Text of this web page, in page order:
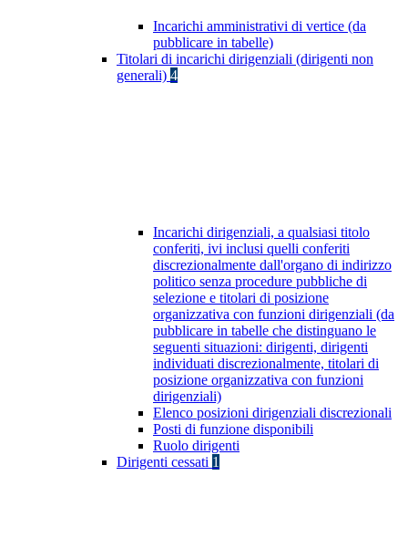
Incarichi amministrativi di vertice (da
pubblicare in tabelle)
Titolari di incarichi dirigenziali (dirigenti non
generali) 4
Incarichi dirigenziali, a qualsiasi titolo
conferiti, ivi inclusi quelli conferiti
discrezionalmente dall'organo di indirizzo
politico senza procedure pubbliche di
selezione e titolari di posizione
organizzativa con funzioni dirigenziali (da
pubblicare in tabelle che distinguano le
seguenti situazioni: dirigenti, dirigenti
individuati discrezionalmente, titolari di
posizione organizzativa con funzioni
dirigenziali)
Elenco posizioni dirigenziali discrezionali
Posti di funzione disponibili
Ruolo dirigenti
Dirigenti cessati 1